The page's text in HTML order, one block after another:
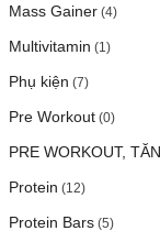
Mass Gainer (4)
Multivitamin (1)
Phụ kiện (7)
Pre Workout (0)
PRE WORKOUT,
Protein (12)
Protein Bars (5)